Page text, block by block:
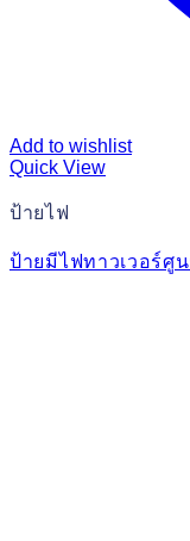
Add to wishlist
Quick View
ป้ายไฟ
ป้ายมีไฟทาวเวอร์ศู